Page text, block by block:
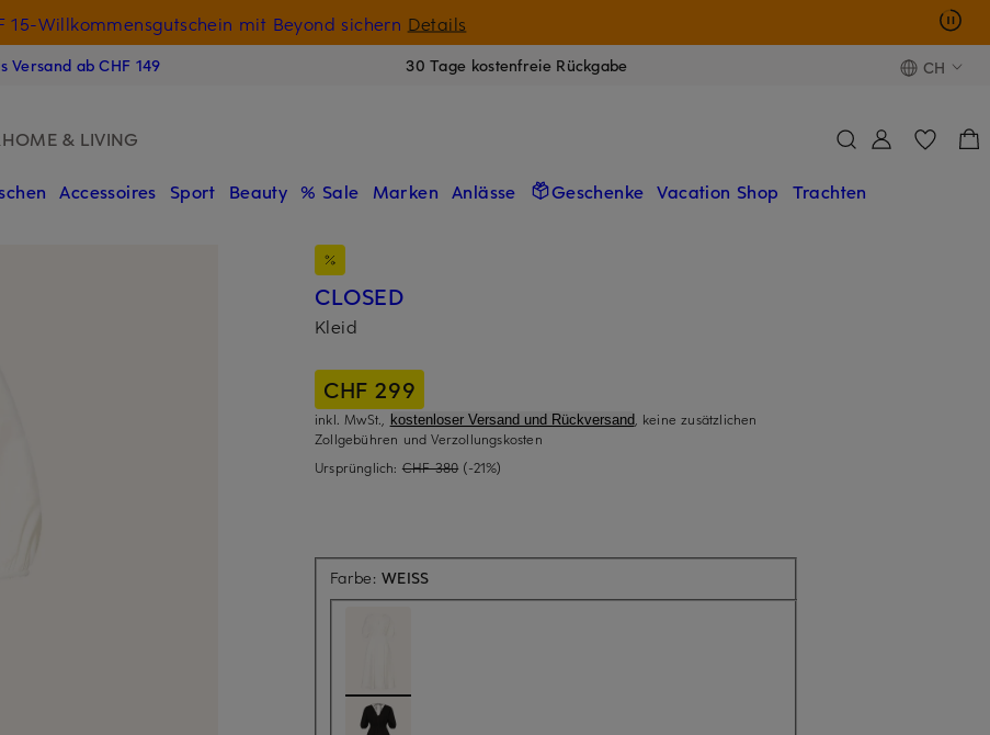
15-Willkommensgutschein mit Beyond sichern Details
Versand ab CHF 149 30 Tage kostenfreie Rückgabe CH
HOME & LIVING
Accessoires Sport Beauty % Sale Marken Anlässe Geschenke Vacation Shop Trachten
CLOSED
Kleid
CHF 299
inkl. MwSt., kostenloser Versand und Rückversand, keine zusätzlichen
Zollgebühren und Verzollungskosten
Ursprünglich: CHF 380 (-21%)
Farbe:WEISS